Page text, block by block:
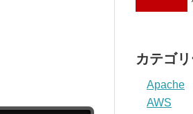
カテゴ
Apache
AWS